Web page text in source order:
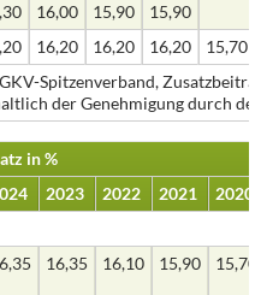
16,00 15,90
15,90
16,20 16,20 16,20
15,70
Spitzenverband,
der Genehmigung durch
in %
2023 2022 2021
2020
16,35 16,10 15,90 15,70